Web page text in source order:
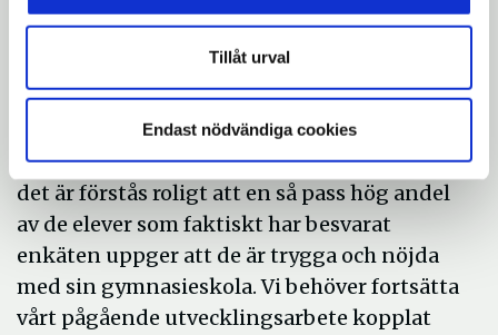
Tillåt urval
Endast nödvändiga cookies
procent av eleverna säger sig vara nöjda
- Med en svarsfrekvens på endast 55
procent får vi vara försiktiga med att dra
långtgående slutsatser av resultaten. Men
det är förstås roligt att en så pass hög andel
av de elever som faktiskt har besvarat
enkäten uppger att de är trygga och nöjda
med sin gymnasieskola. Vi behöver fortsätta
vårt pågående utvecklingsarbete kopplat